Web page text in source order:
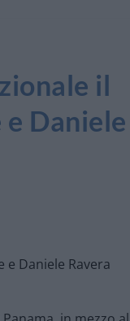
il
Daniele